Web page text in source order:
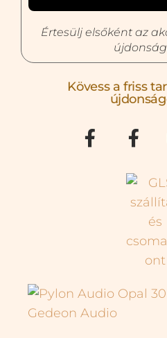
Értesülj elsőként az
Kövess a friss